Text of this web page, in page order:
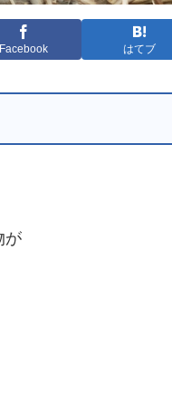
Facebook はてブ
が